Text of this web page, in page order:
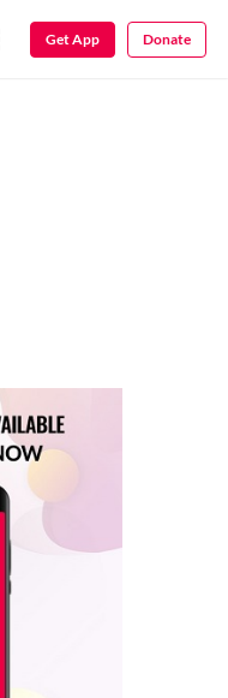
Get App Donate